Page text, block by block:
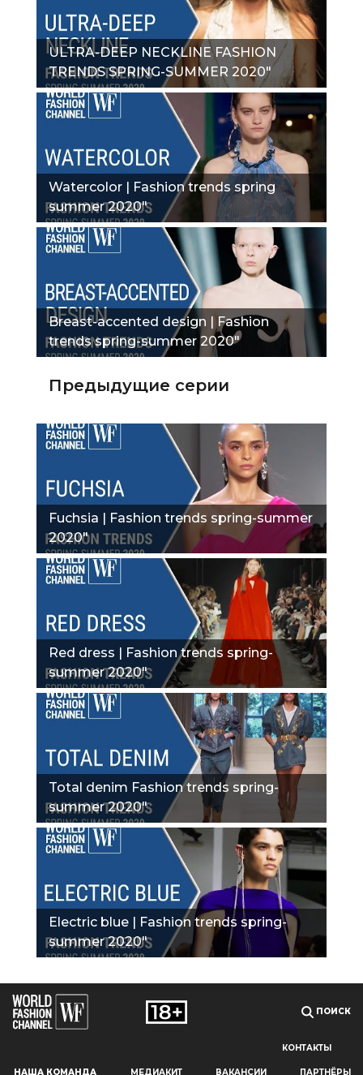
Наш сайт использует файлы cookie и похожие технологии,
ULTRA-DEEP NECKLINE FASHION
TRENDS SPRING-SUMMER 2020"
Watercolor | Fashion trends spring
summer 2020"
Breast-accented design | Fashion
trends spring-summer 2020"
Предыдущие серии
Fuchsia | Fashion trends spring-summer
2020"
Red dress | Fashion trends spring-
summer 2020"
Total denim Fashion trends spring-
summer 2020"
Electric blue | Fashion trends spring-
summer 2020"
ПОИСК
КОНТАКТЫ
НАША КОМАНДА МЕДИАКИТ ВАКАНСИИ ПАРТНЁРЫ